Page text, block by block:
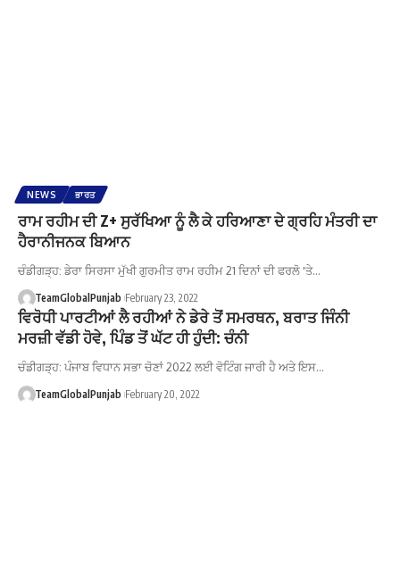
NEWS ਭਾਰਤ
ਰਾਮ ਰਹੀਮ ਦੀ Z+ ਸੁਰੱਖਿਆ ਨੂੰ ਲੈ ਕੇ ਹਰਿਆਣਾ ਦੇ ਗ੍ਰਹਿ ਮੰਤਰੀ ਦਾ
ਹੈਰਾਨੀਜਨਕ ਬਿਆਨ
ਚੰਡੀਗੜ੍ਹ: ਡੇਰਾ ਸਿਰਸਾ ਮੁੱਖੀ ਗੁਰਮੀਤ ਰਾਮ ਰਹੀਮ 21 ਦਿਨਾਂ ਦੀ ਫਰਲੋ 'ਤੇ…
TeamGlobalPunjab February 23, 2022
ਵਿਰੋਧੀ ਪਾਰਟੀਆਂ ਲੈ ਰਹੀਆਂ ਨੇ ਡੇਰੇ ਤੋਂ ਸਮਰਥਨ, ਬਰਾਤ ਜਿੰਨੀ
ਮਰਜ਼ੀ ਵੱਡੀ ਹੋਵੇ, ਪਿੰਡ ਤੋਂ ਘੱਟ ਹੀ ਹੁੰਦੀ: ਚੰਨੀ
ਚੰਡੀਗੜ੍ਹ: ਪੰਜਾਬ ਵਿਧਾਨ ਸਭਾ ਚੋਣਾਂ 2022 ਲਈ ਵੋਟਿੰਗ ਜਾਰੀ ਹੈ ਅਤੇ ਇਸ…
TeamGlobalPunjab February 20, 2022